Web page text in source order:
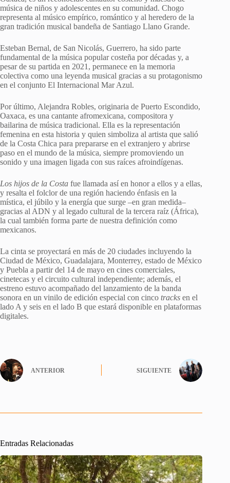
música de niños y adolescentes en su comunidad. Chogo
representa al músico empírico, romántico y al heredero de la
gran tradición musical bandeña de Santiago Llano Grande.
Esteban Bernal, de San Nicolás, Guerrero, ha sido parte
fundamental de la música popular costeña por décadas y, a
pesar de su partida en 2021, permanece en la memoria
colectiva como una leyenda musical gracias a su protagonismo
en el conjunto El Internacional Mar Azul.
Por último, Alejandra Robles, originaria de Puerto Escondido,
Oaxaca, es una cantante afromexicana, compositora y
bailarina de música tradicional. Ella es la representación
femenina en esta historia y quien simboliza al artista que salió
de la Costa Chica para prepararse en el extranjero y abrirse
paso en el mundo de la música, siempre promoviendo un
sonido y una imagen ligada con sus raíces afroindígenas.
Los hijos de la Costa fue llamada así en honor a ellos y a ellas,
y resalta el folclor de una región haciendo énfasis en la
mística, el júbilo y la energía que surge –en gran medida–
gracias al ADN y al legado cultural de la tercera raíz (África),
la cual también forma parte de nuestra definición como
mexicanos.
La cinta se proyectará en más de 20 ciudades incluyendo la
Ciudad de México, Guadalajara, Monterrey, estado de México
y Puebla a partir del 14 de mayo en cines comerciales,
cinetecas y el circuito cultural independiente; además, el
estreno estuvo acompañado del lanzamiento de la banda
sonora en un vinilo de edición especial con cinco tracks en el
lado A y seis en el lado B que estará disponible en plataformas
digitales.
ANTERIOR SIGUIENTE
Entradas Relacionadas